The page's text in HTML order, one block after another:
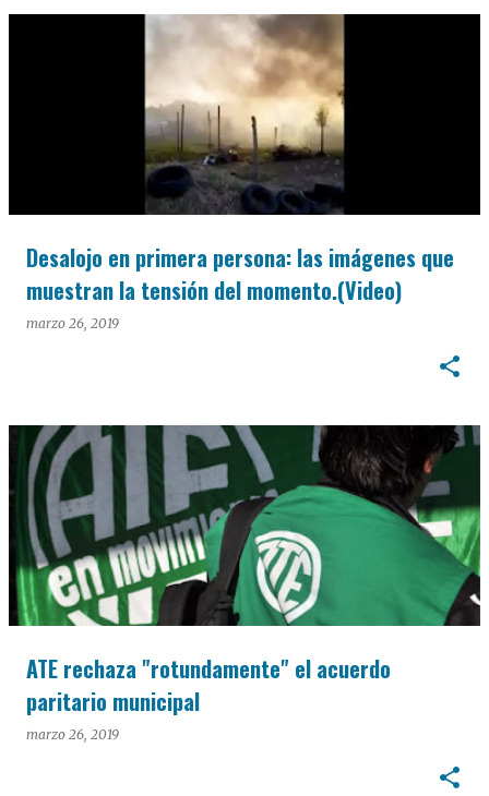
Desalojo en primera persona: las imágenes que
muestran la tensión del momento.(Video)
marzo 26, 2019
ATE rechaza "rotundamente" el acuerdo
paritario municipal
marzo 26, 2019